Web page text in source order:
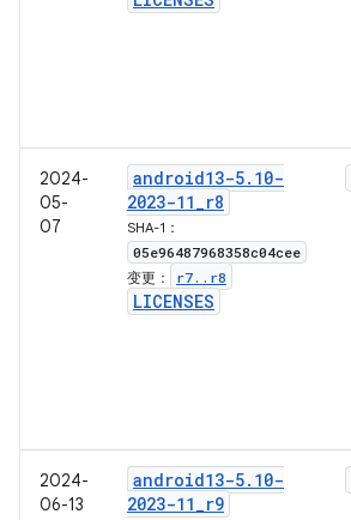
2024-
05-
07
android13-5. 10-
2023-11_r8
SHA-1：
05e96487968358c04cee
变更： r7. . r8
LICENSES
2024-
06-13
android13-5. 10-
2023-11_r9